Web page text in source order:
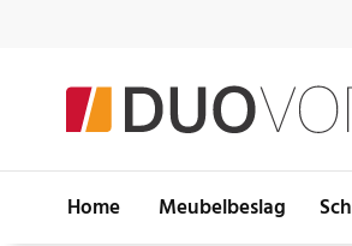
Home Meubelbeslag